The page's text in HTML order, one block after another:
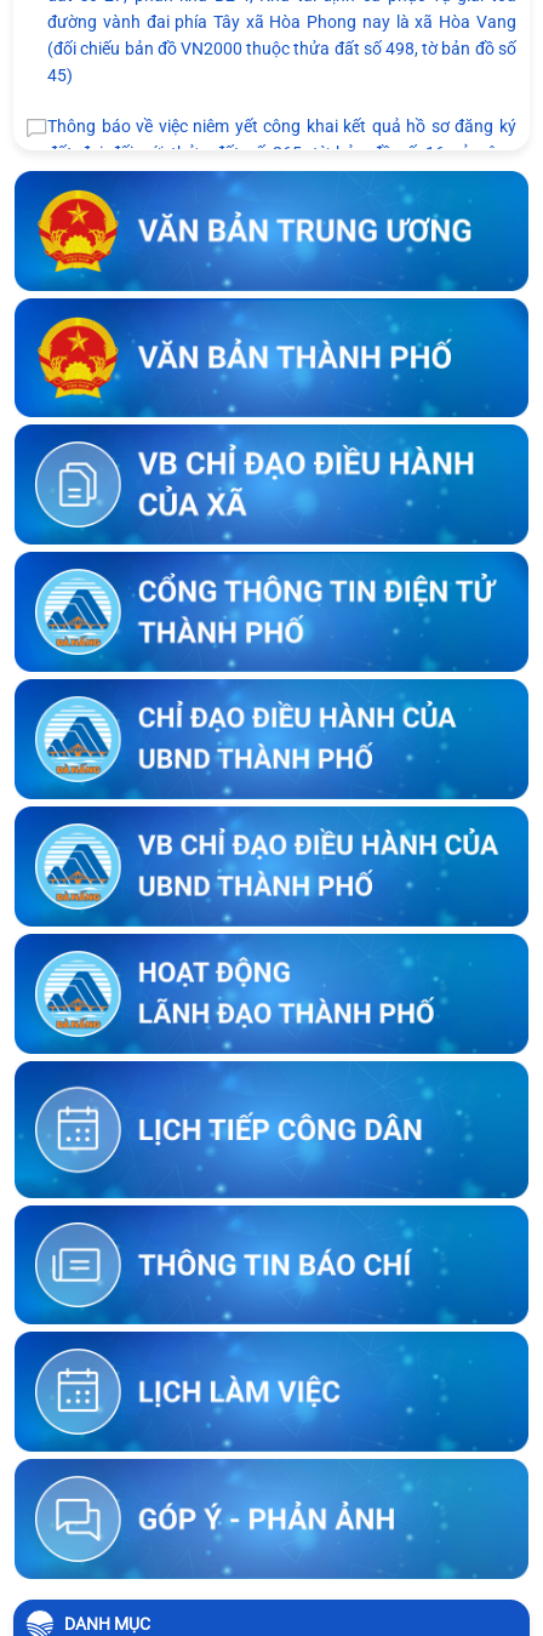
đường vành đai phía Tây xã Hòa Phong nay là xã Hòa Vang
(đối chiếu bản đồ VN2000 thuộc thửa đất số 498, tờ bản đồ số
45)
Thông báo về việc niêm yết công khai kết quả hồ sơ đăng ký
đất đai đối với thửa đất số 265, tờ bản đồ số 16 của ông
Nguyễn Dũng và bà Mạc Thị Thùy Nhân tại thôn Dương Lâm,
xã Hòa Vang
Thông báo về việc niêm yết công khai bản mô tả ranh giới, mốc
giới của bà Võ Thị Ngọc Hương và bà Nguyễn Thị Huệ tại thôn
An Châu cũ, nay là thôn Nam Thành, xã Hòa Vang, thành phố
Đà Nẵng
Thông báo về việc kết thúc niêm yết ký xác nhận ranh giới, mốc
giới thửa đất của người sử dụng đất liền kề với ông Lê Trung Lý
Thông báo về việc kết thúc niêm yết ký xác nhận ranh giới, mốc
giới thửa đất của người sử dụng đất liền kề với ông Nguyễn
Bông
Thông báo về việc kết thúc niêm yết ký xác nhận ranh giới, mốc
giới của người sử dụng đất liền kề với bà Trần Thị Huyền Trang
Thông báo về việc kết thúc niêm yết ký xác nhận ranh giới, mốc
giới của người sử dụng đất liền kề với ông Trần Hữu Phúc
Thông báo về việc kết thúc niêm yết ký xác nhận ranh giới, mốc
giới thửa đất của người sử dụng đất liền kề với ông Lưu Ngọc
Biển
Thông báo về việc kết thúc niêm yết ký xác nhận ranh giới, mốc
giới thửa đất của người sử dụng đất liền kề với ông Lê Thái Sơn
DANH MỤC